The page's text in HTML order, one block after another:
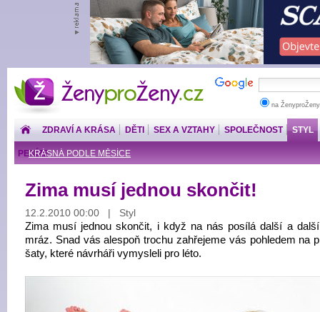
ŽenyproŽeny.cz
na
ZDRAVÍ A KRÁSA DĚTI SEX A VZTAHY SPOLEČNOST STYL
KRÁSNÁ PODLE MĚSÍCE
PENÍZE
Zima musí jednou skončit!
12.2.2010 00:00 | Styl
Zima musí jednou skončit, i když na nás posílá další a
mráz. Snad vás alespoň trochu zahřejeme vás pohledem na
šaty, které návrháři vymysleli pro léto.